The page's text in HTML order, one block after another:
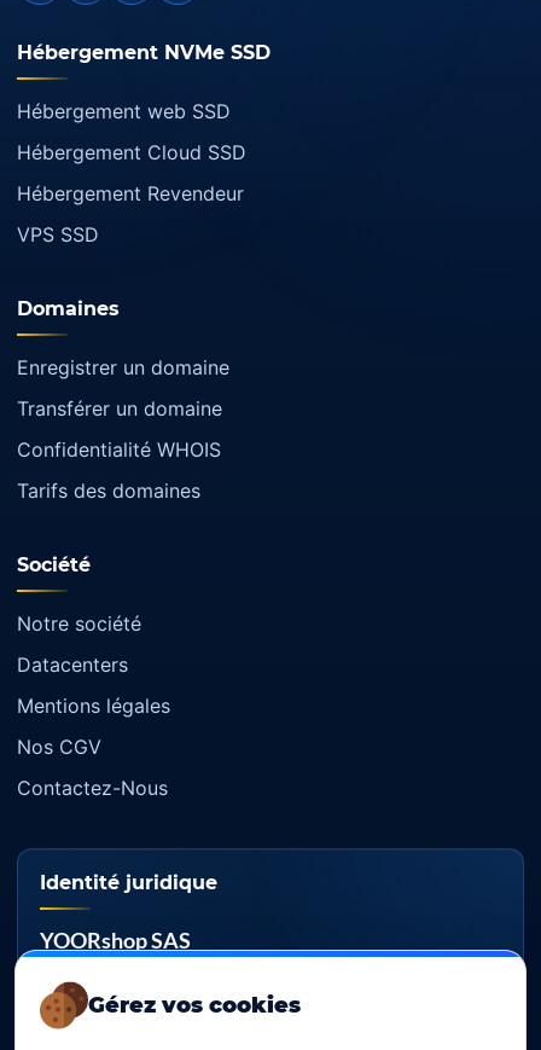
Gérez vos cookies
Hébergement NVMe SSD
Hébergement web SSD
Hébergement Cloud SSD
Hébergement Revendeur
VPS SSD
Domaines
Enregistrer un domaine
Transférer un domaine
Confidentialité WHOIS
Tarifs des domaines
Société
Notre société
Datacenters
Mentions légales
Nos CGV
Contactez-Nous
Identité juridique
YOORshop SAS
RCS
817 466 147